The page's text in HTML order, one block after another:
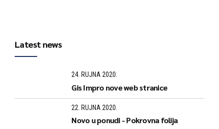
Latest news
24. RUJNA 2020.
Gis Impro nove web stranice
22. RUJNA 2020.
Novo u ponudi - Pokrovna folija